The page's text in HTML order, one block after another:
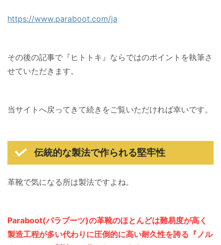
https://www.paraboot.com/ja
その後の記事で『ヒトトキ』ならではのポイントを執筆さ
せていただきます。
当サイトへ戻ってきて続きをご覧いただければ幸いです。
伝統的な製法で作られる堅牢性
革靴で気になる所は製法ですよね。
Paraboot(パラブーツ)の革靴のほとんどは難易度が高く
製造工程が多い代わりに圧倒的に高い耐久性を誇る『ノル